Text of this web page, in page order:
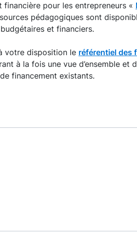
financière pour les entrepreneurs «
pédagogiques sont
et financiers.
votre disposition le référentiel des
à la fois une vue d’ensemble et
financement existants.